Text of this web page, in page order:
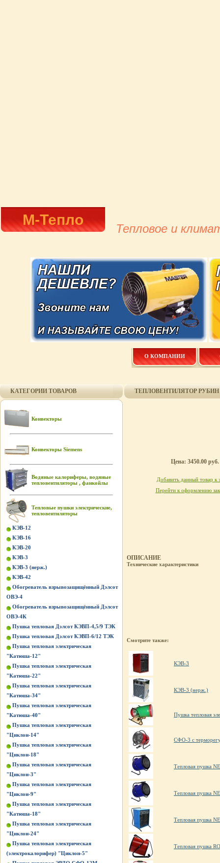
М-Тепло
Тепловое и
О КОМПАНИИ
КАТЕГОРИИ ТОВАРОВ
Конвекторы
Конвекторы Siemens
Водяные калориферы, водяные
тепловентиляторы , фанкойлы
Тепловые пушки электрические,
тепловентиляторы
КЭВ-12
КЭВ-16
КЭВ-20
КЭВ-3
КЭВ-3 (нерж.)
КЭВ-42
Обогреватель взрывозащищённый Дэлсот
ОВЭ-4
Обогреватель взрывозащищённый Дэлсот
ОВЭ-4К
Пушка тепловая Дэлсот КЭВП-4,5/9 ТЭК
Пушка тепловая Дэлсот КЭВП-6/12 ТЭК
Пушка тепловая электрическая
"Катюша-12"
Пушка тепловая электрическая
"Катюша-22"
Пушка тепловая электрическая
"Катюша-34"
Пушка тепловая электрическая
"Катюша-40"
Пушка тепловая электрическая
"Циклон-14"
Пушка тепловая электрическая
"Циклон-18"
Пушка тепловая электрическая
"Циклон-3"
Пушка тепловая электрическая
"Циклон-9"
Пушка тепловая электрическая
"Катюша-18"
Пушка тепловая электрическая
"Циклон-24"
Пушка тепловая электрическая
(электрокалорифер) "Циклон-5"
ТЕПЛОВЕНТИЛЯТОР РУБИН
Цена: 3450.00 руб.
Добавить данный товар к
Перейти к оформлению
ОПИСАНИЕ
Технические характеристики
Смотрите также:
КЭВ-3
КЭВ-3 (нерж.)
Пушка тепловая
СФО-3 с
Тепловая пушка
Тепловая пушка
Тепловая пушка
Тепловая пушка